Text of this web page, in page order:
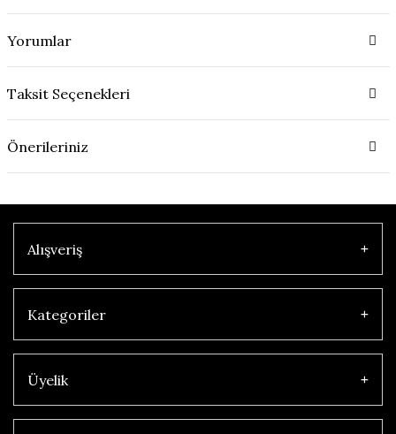
Yorumlar
Taksit Seçenekleri
Önerileriniz
Alışveriş
Kategoriler
Üyelik